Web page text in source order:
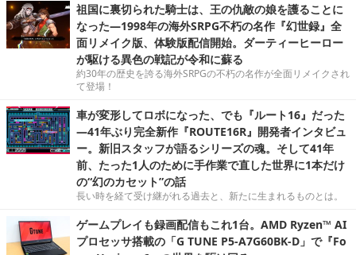
祖国に裏切られた騎士は、王の仇敵の娘を護ることに
なった―1998年の海外SRPG不朽の名作『幻世録』全
面リメイク版、体験版配信開始。ダーティーヒーロー
が駆ける異色の戦記が令和に蘇る
約30年の歴史を誇る海外SRPGの不朽の名作が全面リメイクされ
て登場！
車が変形してロボになった、でも『ルート16』だった
―41年ぶり完全新作『ROUTE16R』開発者インタビュ
ー。新旧スタッフが語るシリーズの魂。そして41年
前、たった1人のために手作業で直した世界に1本だけ
の“幻のカセット”の話
長い時を経て受け継がれる過去と、新たに生まれるものとは。
ゲームプレイも録画配信もこれ1台。AMD Ryzen™ AI
プロセッサ搭載の「G TUNE P5-A7G60BK-D」で『Fo